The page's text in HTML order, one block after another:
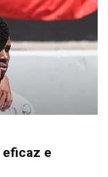
eficaz e